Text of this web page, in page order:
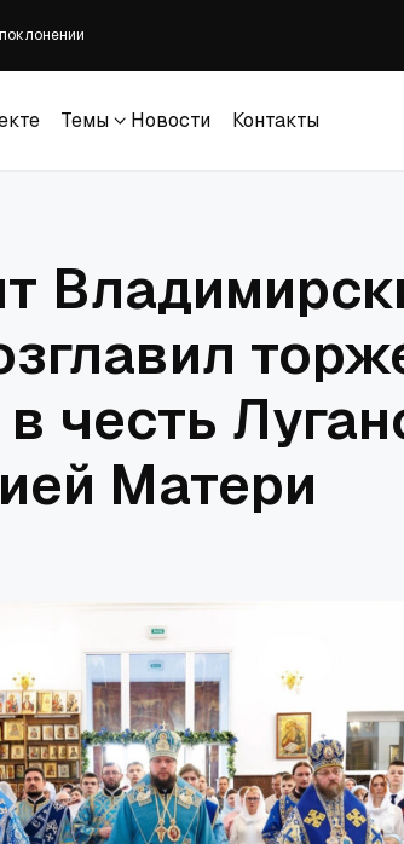
подписали соглашение о сотрудничестве
Темы
Новости
Контакты
честь
Матери